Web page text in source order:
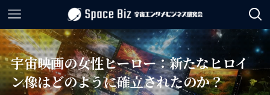
宇宙映画の女性ヒーロー：新たなヒロイ
ン像はどのように確立されたのか？